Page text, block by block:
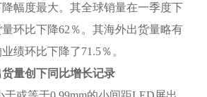
幅度最大。其全球销量在一季度下
环比下降62％。其海外出货量略有
绩环比下降了71.5％。
量创下同比增长记录